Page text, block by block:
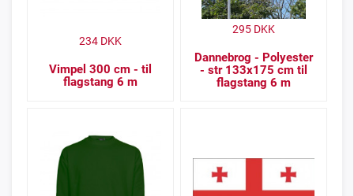
Vimpel 300 cm - til
flagstang 6 m
234DKK
Dannebrog - Polyester
- str 133x175 cm til
flagstang 6 m
295DKK